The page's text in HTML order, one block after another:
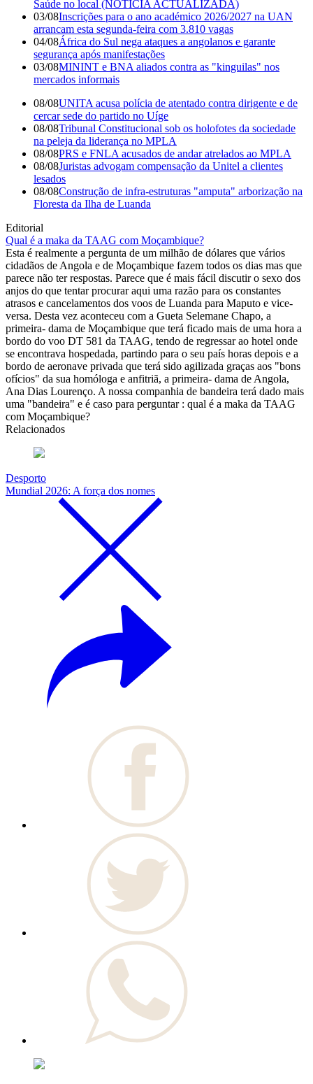
Saúde no local (NOTÍCIA ACTUALIZADA)
03/08Inscrições para o ano académico 2026/2027 na UAN
arrancam esta segunda-feira com 3.810 vagas
04/08África do Sul nega ataques a angolanos e garante
segurança após manifestações
03/08MININT e BNA aliados contra as "kinguilas" nos
mercados informais
08/08UNITA acusa polícia de atentado contra dirigente e de
cercar sede do partido no Uíge
08/08Tribunal Constitucional sob os holofotes da sociedade
na peleja da liderança no MPLA
08/08PRS e FNLA acusados de andar atrelados ao MPLA
08/08Juristas advogam compensação da Unitel a clientes
lesados
08/08Construção de infra-estruturas "amputa" arborização na
Floresta da Ilha de Luanda
Editorial
Qual é a maka da TAAG com Moçambique?
Esta é realmente a pergunta de um milhão de dólares que vários
cidadãos de Angola e de Moçambique fazem todos os dias mas que
parece não ter respostas. Parece que é mais fácil discutir o sexo dos
anjos do que tentar procurar aqui uma razão para os constantes
atrasos e cancelamentos dos voos de Luanda para Maputo e vice-
versa. Desta vez aconteceu com a Gueta Selemane Chapo, a
primeira- dama de Moçambique que terá ficado mais de uma hora a
bordo do voo DT 581 da TAAG, tendo de regressar ao hotel onde
se encontrava hospedada, partindo para o seu país horas depois e a
bordo de aeronave privada que terá sido agilizada graças aos "bons
ofícios" da sua homóloga e anfitriã, a primeira- dama de Angola,
Ana Dias Lourenço. A nossa companhia de bandeira terá dado mais
uma "bandeira" e é caso para perguntar : qual é a maka da TAAG
com Moçambique?
Relacionados
Desporto
Mundial 2026: A força dos nomes